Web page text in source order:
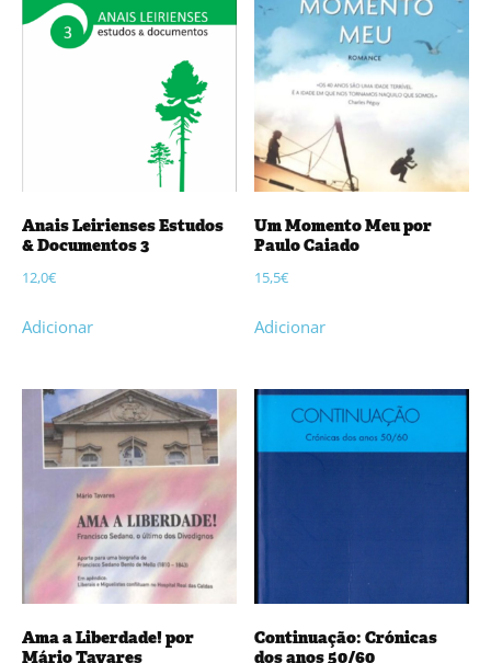
Anais Leirienses Estudos
& Documentos 3
12,0€
Adicionar
Um Momento Meu por
Paulo Caiado
15,5€
Adicionar
Ama a Liberdade! por
Mário Tavares
Continuação: Crónicas
dos anos 50/60